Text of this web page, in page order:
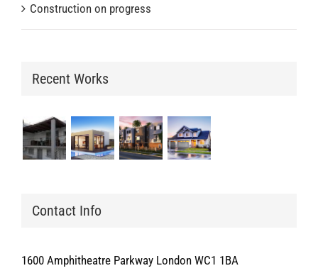
Construction on progress
Recent Works
Contact Info
1600 Amphitheatre Parkway London WC1 1BA